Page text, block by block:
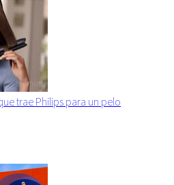
trae Philips para un pelo